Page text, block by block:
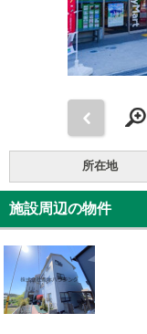
所在地
施設周辺の物件